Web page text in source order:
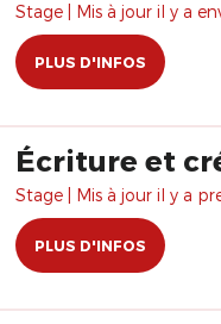
Stage | Mis à jour il y a
PLUS D'INFOS
Écriture et
Stage | Mis à jour il y a
PLUS D'INFOS